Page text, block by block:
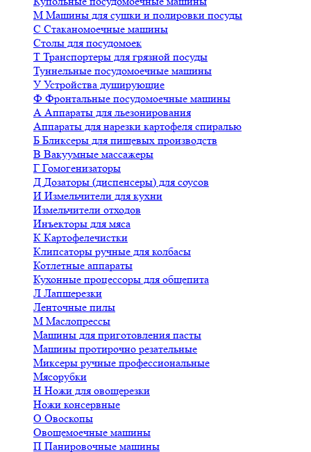
М Машины для сушки и полировки посуды
С Стаканомоечные машины
Столы для посудомоек
Т Транспортеры для грязной посуды
Туннельные посудомоечные машины
У Устройства душирующие
Ф Фронтальные посудомоечные машины
А Аппараты для льезонирования
Аппараты для нарезки картофеля спиралью
Б Бликсеры для пищевых производств
В Вакуумные массажеры
Г Гомогенизаторы
Д Дозаторы (диспенсеры) для соусов
И Измельчители для кухни
Измельчители отходов
Инъекторы для мяса
К Картофелечистки
Клипсаторы ручные для колбасы
Котлетные аппараты
Кухонные процессоры для общепита
Л Лапшерезки
Ленточные пилы
М Маслопрессы
Машины для приготовления пасты
Машины протирочно резательные
Миксеры ручные профессиональные
Мясорубки
Н Ножи для овощерезки
Ножи консервные
О Овоскопы
Овощемоечные машины
П Панировочные машины